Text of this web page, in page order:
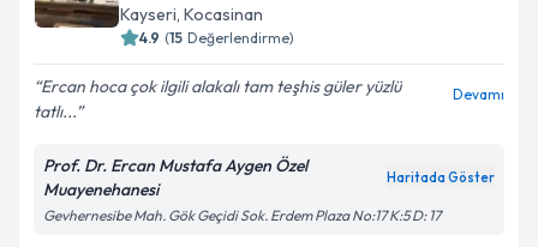
Kayseri, Kocasinan
4.9 (15 Değerlendirme)
Ercan hoca çok ilgili alakalı tam teşhis güler yüzlü
tatlı...
Devamı
Prof. Dr. Ercan Mustafa Aygen Özel
Muayenehanesi
Haritada Göster
Gevhernesibe Mah. Gök Geçidi Sok. Erdem Plaza No:17 K:5 D: 17